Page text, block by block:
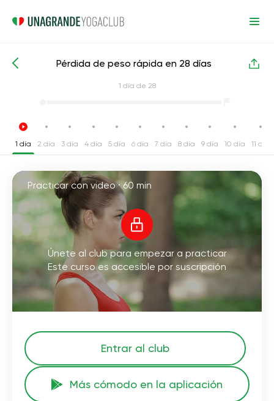
Cursos intensivos de yoga Pérdida de peso
Pérdida de peso rápida en 28 días
1 día de 28
1 día 2 día 3 día 4 día 5 día 6 día 7 día 8 día 9 día 10 día 11 día
Practicar con video ·60 min
Únete al club para empezar a practicar
Este curso es accesible por suscripción
Entrar al club
Más cómodo en la aplicación